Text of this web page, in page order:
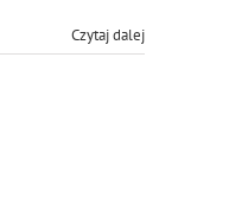
Czytaj dalej